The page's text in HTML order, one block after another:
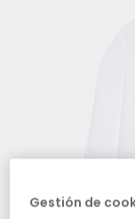
Gestión de